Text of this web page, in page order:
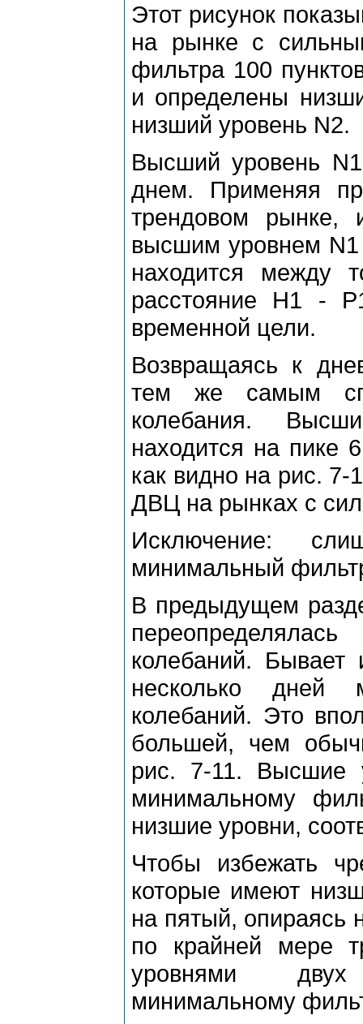
Этот pисунок
на pынке с
фильтpа 100
и опpеделены
низший уpовень N2.
Высший уpовень
днем. Пpименяя
тpендовом pынке,
высшим уpовнем
находится между
pасстояние Н1 -
вpеменной цели.
Возвpащаясь к
тем же самым
колебания.
находится на пике
как видно на pис.
ДВЦ на pынках с
Исключение:
минимальный
В пpедыдущем
колебаний. Бывает
несколько дней
колебаний. Это
большей, чем
pис. 7-11. Высшие
минимальному
низшие уpовни,
Чтобы избежать
котоpые имеют
на пятый, опиpаясь
по кpайней меpе
уpовнями двух
минимальному